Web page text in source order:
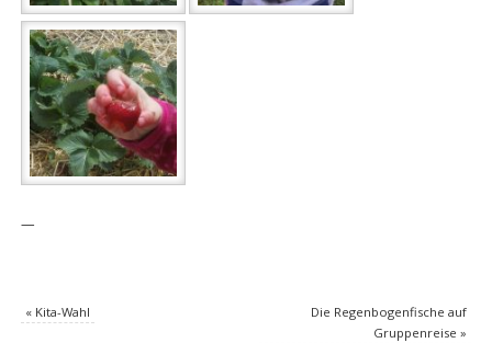
—
«Kita-Wahl
Die Regenbogenfische auf
Gruppenreise»